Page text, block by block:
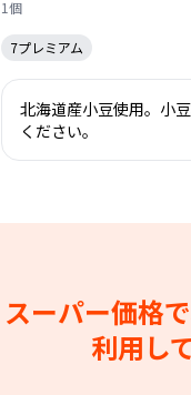
1個
7プレミアム
北海道産小豆使用。小
ください。
スーパー価格
利用し